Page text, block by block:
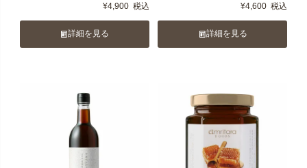
¥4,900 税込
詳細を見る
¥4,600 税込
詳細を見る